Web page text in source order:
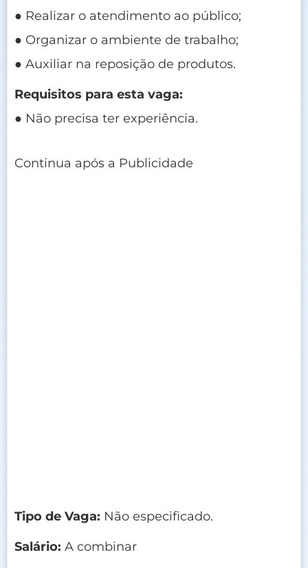
● Realizar o atendimento ao público;
● Organizar o ambiente de trabalho;
● Auxiliar na reposição de produtos.
Requisitos para esta vaga:
● Não precisa ter experiência.
Continua após a Publicidade
Tipo de Vaga: Não especificado.
Salário: A combinar